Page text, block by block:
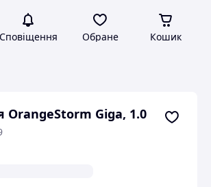
Сповіщення Обране Кошик
OrangeStorm Giga, 1.0